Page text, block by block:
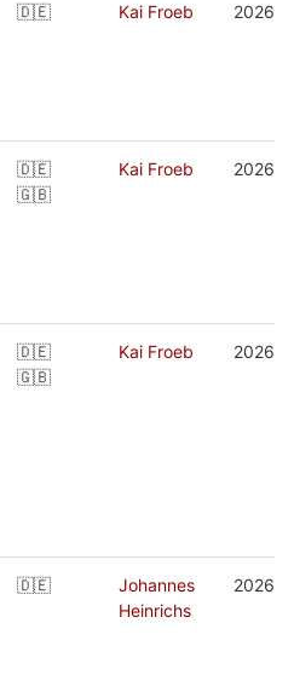
🇩🇪 Kai Froeb 2026
🇩🇪
🇬🇧
Kai Froeb 2026
🇩🇪
🇬🇧
Kai Froeb 2026
🇩🇪
Johannes
Heinrichs
2026